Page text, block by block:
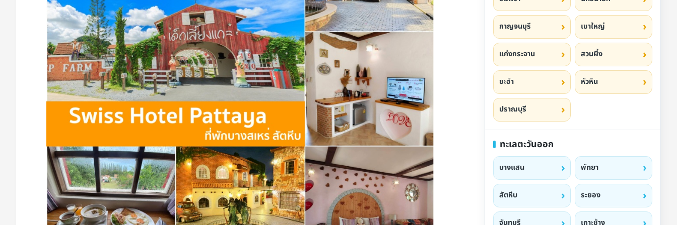
กาญจนบุรี เขาใหญ่
แก่งกระจาน สวนผึ้ง
ชะอำ หัวหิน
ปราณบุรี
ทะเลตะวันออก
บางแสน พัทยา
สัตหีบ ระยอง